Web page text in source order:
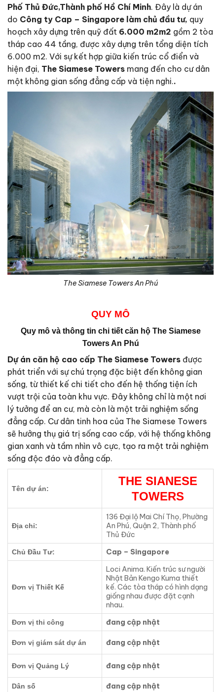
Phố Thủ Đức,Thành phố Hồ Chí Minh. Đây là dự án
do Công ty Cap – Singapore làm chủ đầu tư, quy
hoạch xây dựng trên quỹ đất 6.000 m2m2 gồm 2 tòa
tháp cao 44 tầng, được xây dựng trên tổng diện tích
6.000 m2. Với sự kết hợp giữa kiến trúc cổ điển và
hiện đại, The Siamese Towers mang đến cho cư dân
một không gian sống đẳng cấp và tiện nghi..
The Siamese Towers An Phú
QUY MÔ
Quy mô và thông tin chi tiết căn hộThe Siamese
Towers An Phú
Dự án căn hộ cao cấp The Siamese Towers được
phát triển với sự chú trọng đặc biệt đến không gian
sống, từ thiết kế chi tiết cho đến hệ thống tiện ích
vượt trội của toàn khu vực. Đây không chỉ là một nơi
lý tưởng để an cư, mà còn là một trải nghiệm sống
đẳng cấp. Cư dân tinh hoa của The Siamese Towers
sẽ hưởng thụ giá trị sống cao cấp, với hệ thống không
gian xanh và tầm nhìn vô cực, tạo ra một trải nghiệm
sống độc đáo và đẳng cấp.
Tên dự án:
THE SIANESE
TOWERS
Địa chỉ:
136 Đại lộ Mai Chí Thọ, Phường
An Phú, Quận 2, Thành phố
Thủ Đức
Chủ Đầu Tư: Cap – Singapore
Đơn vị Thiết Kế
Loci Anima. Kiến trúc sư người
Nhật Bản Kengo Kuma thiết
kế. Các tòa tháp có hình dạng
giống nhau được đặt cạnh
nhau.
Đơn vị thi công đang cập nhật
Đơn vị giám sát dự án đang cập nhật
Đơn vị Quảng Lý đang cập nhật
Dân số đang cập nhật